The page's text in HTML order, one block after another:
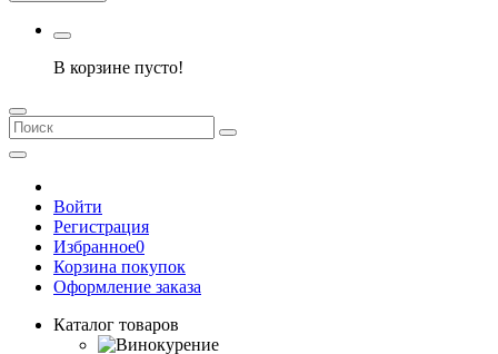
В корзине пусто!
Войти
Регистрация
Избранное0
Корзина покупок
Оформление заказа
Каталог товаров